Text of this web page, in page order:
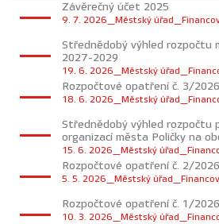
Závěrečný účet 2025
9. 7. 2026_Městský
Střednědobý výhled rozpočtu
2027-2029
19. 6. 2026_Městský
Rozpočtové opatření č. 3/2026
18. 6. 2026_Městský
Střednědobý výhled rozpočtu
organizací města Poličky na
15. 6. 2026_Městský
Rozpočtové opatření č. 2/2026
5. 5. 2026_Městský
Rozpočtové opatření č. 1/2026
10. 3. 2026_Městský